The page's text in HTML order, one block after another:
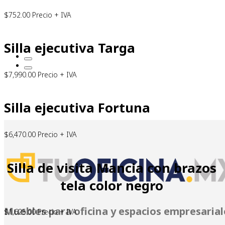
$752.00 Precio + IVA
Silla ejecutiva Targa
$7,990.00 Precio + IVA
Silla ejecutiva Fortuna
$6,470.00 Precio + IVA
Silla de visita Mancia con brazos
tela color negro
$1,625.00Precio + IVA
Muebles para oficina y espacios